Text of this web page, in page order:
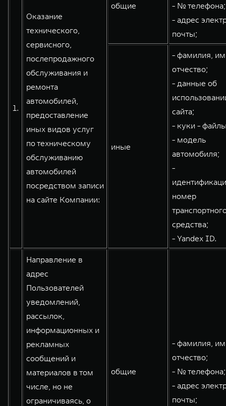
WEY 80
Масштаб возможностей
от 6 449 000 ₽
WEY 80 Лаундж
от 8 099 000 ₽
1.
Оказание
технического,
сервисного,
послепродажного
обслуживания и
ремонта
автомобилей,
предоставление
иных видов услуг
по техническому
обслуживанию
автомобилей
посредством записи
на сайте Компании:
общие
- № телефона;
- адрес
почты;
иные
- фамилия,
отчество;
- данные об
сайта;
- куки -
- модель
автомобиля;
-
номер
средства;
- Yandex ID.
Направление в
адрес
Пользователей
уведомлений,
рассылок,
информационных и
рекламных
сообщений и
материалов в том
числе, но не
ограничиваясь, о
общие
- фамилия,
отчество;
- № телефона;
- адрес
почты;